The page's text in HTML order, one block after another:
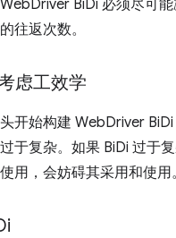
BiDi 必须尽可
往返次数。
虑工效学
开始构建 WebDriver
于复杂。如果 BiDi 过于
用，会妨碍其采用和使用。